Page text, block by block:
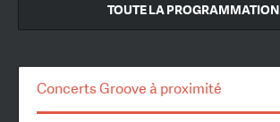
TOUTE LA PROGRAMMATION
Concerts Groove à proximité